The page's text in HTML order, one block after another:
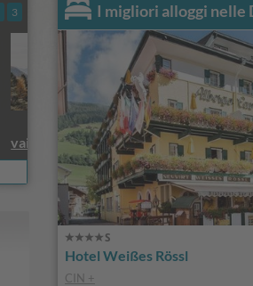
3 I migliori alloggi nelle
Hotel Weißes Rössl
CIN +